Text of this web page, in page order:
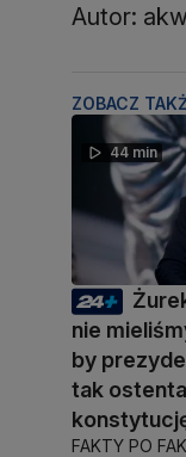
Autor:
ZOBACZ
44 min
nie
by
tak
FAKTY PO